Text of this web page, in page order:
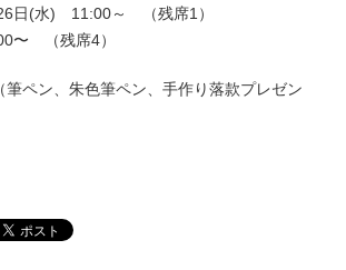
日(水) 11:00～ （残席1）
〜 （残席4）
ペン、朱色筆ペン、手作り落款プレゼン